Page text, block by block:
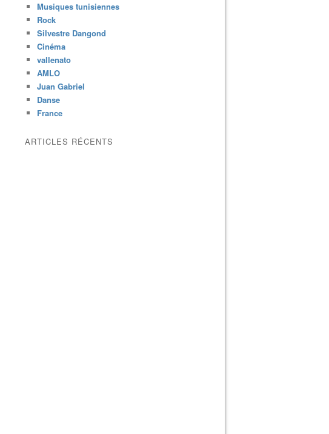
Musiques tunisiennes
Rock
Silvestre Dangond
Cinéma
vallenato
AMLO
Juan Gabriel
Danse
France
ARTICLES RÉCENTS